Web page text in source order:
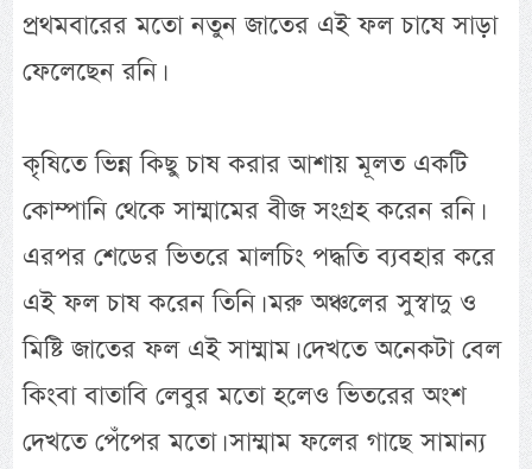
প্রথমবারের মতো নতুন জাতের এই ফল চাষে সাড়া
ফেলেছেন রনি।
কৃষিতে ভিন্ন কিছু চাষ করার আশায় মূলত একটি
কোম্পানি থেকে সাম্মামের বীজ সংগ্রহ করেন রনি।
এরপর শেডের ভিতরে মালচিং পদ্ধতি ব্যবহার করে
এই ফল চাষ করেন তিনি। মরু অঞ্চলের সুস্বাদু ও
মিষ্টি জাতের ফল এই সাম্মাম। দেখতে অনেকটা বেল
কিংবা বাতাবি লেবুর মতো হলেও ভিতরের অংশ
দেখতে পেঁপের মতো। সাম্মাম ফলের গাছে সামান্য